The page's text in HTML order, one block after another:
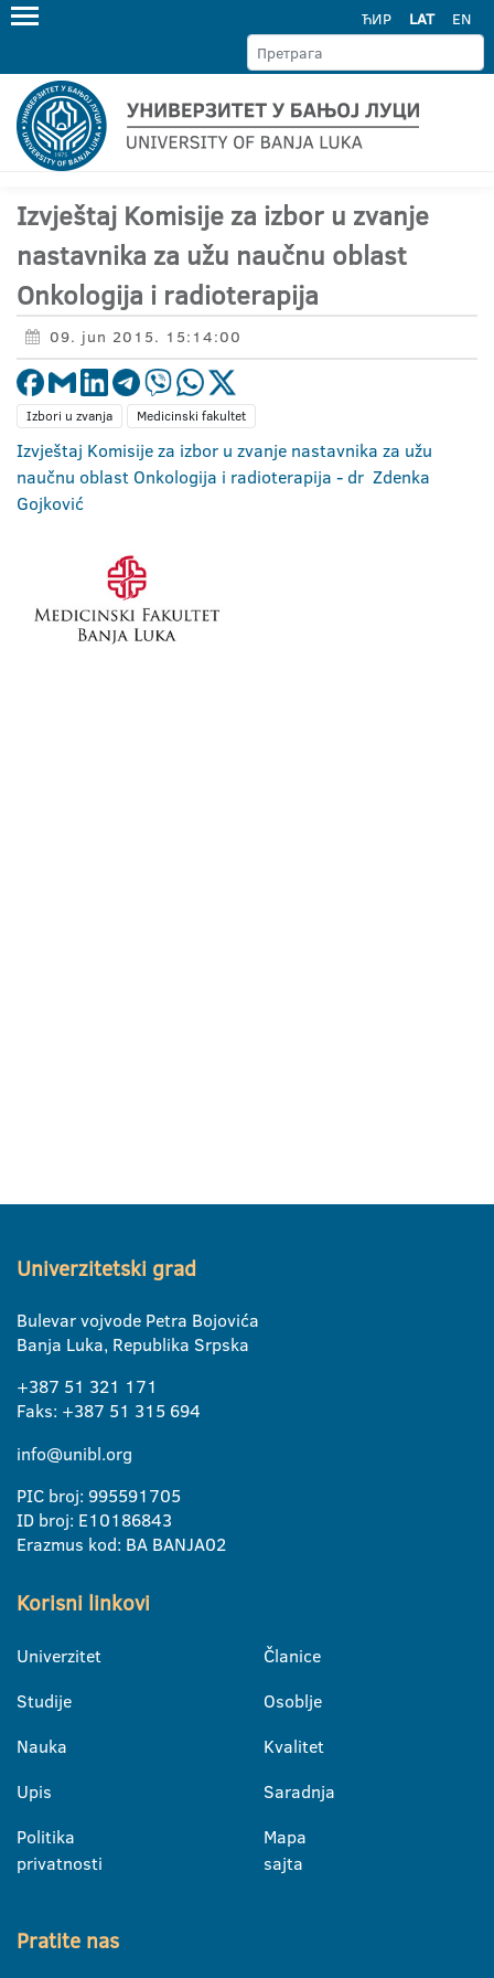
ЋИР LAT EN
Izvještaj Komisije za izbor u zvanje
nastavnika za užu naučnu oblast
Onkologija i radioterapija
09. jun 2015. 15:14:00
Izbori u zvanja Medicinski fakultet
Izvještaj Komisije za izbor u zvanje nastavnika za užu
naučnu oblast Onkologija i radioterapija - dr Zdenka
Gojković
Univerzitetski grad
Bulevar vojvode Petra Bojovića
Banja Luka, Republika Srpska
+387 51 321 171
Faks: +387 51 315 694
info@unibl.org
PIC broj: 995591705
ID broj: E10186843
Erazmus kod: BA BANJA02
Korisni linkovi
Univerzitet
Studije
Nauka
Upis
Politika
privatnosti
Članice
Osoblje
Kvalitet
Saradnja
Mapa
sajta
Pratite nas